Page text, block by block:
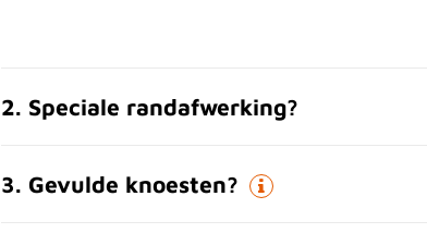
2. Speciale randafwerking?
3. Gevulde knoesten?